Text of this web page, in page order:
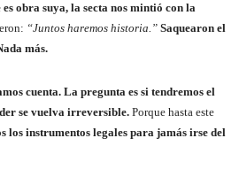
obra suya, la secta nos mintió con la
“Juntos haremos historia.” Saquearon el
más.
cuenta. La pregunta es si tendremos el
se vuelva irreversible. Porque hasta este
los instrumentos legales para jamás irse del